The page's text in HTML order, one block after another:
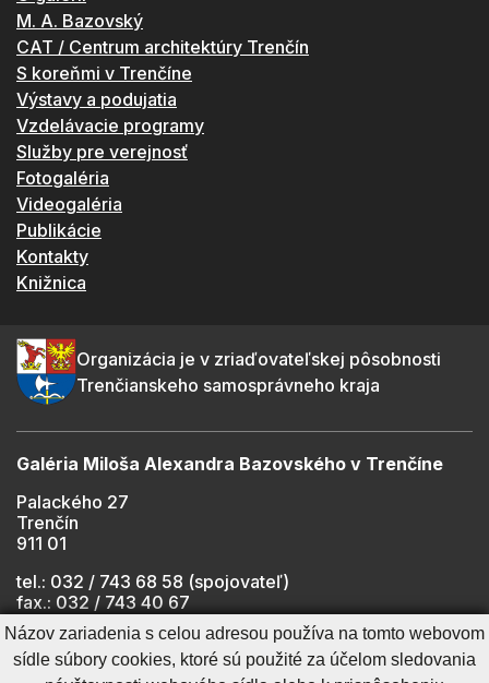
M. A. Bazovský
CAT / Centrum architektúry Trenčín
S koreňmi v Trenčíne
Výstavy a podujatia
Vzdelávacie programy
Služby pre verejnosť
Fotogaléria
Videogaléria
Publikácie
Kontakty
Knižnica
Organizácia je v zriaďovateľskej pôsobnosti
Trenčianskeho samosprávneho kraja
Galéria Miloša Alexandra Bazovského v Trenčíne
Palackého 27
Trenčín
911 01
tel.: 032 / 743 68 58 (spojovateľ)
fax.: 032 / 743 40 67
e-mail:
info@gmab.sk
Názov zariadenia s celou adresou používa na tomto webovom
sídle súbory cookies, ktoré sú použité za účelom sledovania